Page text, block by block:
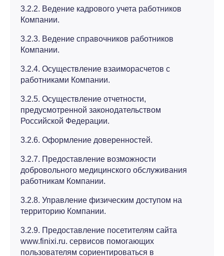
3.2.2. Ведение кадрового учета работников
Компании.
3.2.3. Ведение справочников работников
Компании.
3.2.4. Осуществление взаиморасчетов с
работниками Компании.
3.2.5. Осуществление отчетности,
предусмотренной законодательством
Российской Федерации.
3.2.6. Оформление доверенностей.
3.2.7. Предоставление возможности
добровольного медицинского обслуживания
работникам Компании.
3.2.8. Управление физическим доступом на
территорию Компании.
3.2.9. Предоставление посетителям сайта
www.finixi.ru. сервисов помогающих
пользователям сориентироваться в